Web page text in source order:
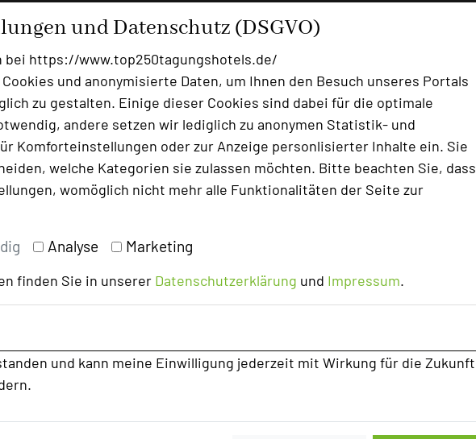
und Datenschutz (DSGVO)
bei https://www.top250tagungshotels.de/
und anonymisierte Daten, um Ihnen den Besuch unseres Portals
zu gestalten. Einige dieser Cookies sind dabei für die optimale
andere setzen wir lediglich zu anonymen Statistik- und
Komforteinstellungen oder zur Anzeige personlisierter Inhalte ein. Sie
welche Kategorien sie zulassen möchten. Bitte beachten Sie, dass
womöglich nicht mehr alle Funktionalitäten der Seite zur
Analyse Marketing
finden Sie in unserer Datenschutzerklärung und Impressum.
und kann meine Einwilligung jederzeit mit Wirkung für die Zukunft